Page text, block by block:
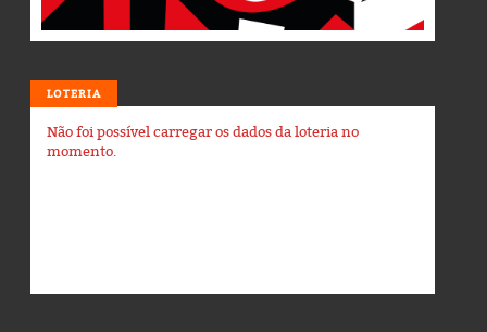
LOTERIA
Não foi possível carregar os dados da loteria no
momento.